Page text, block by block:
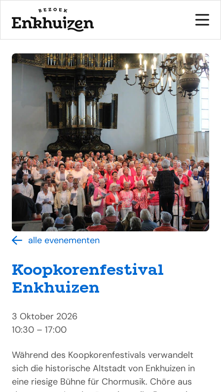
naar de inhoud
alle evenementen
Koopkorenfestival
Enkhuizen
3 Oktober 2026
10:30 – 17:00
Während des Koopkorenfestivals verwandelt
sich die historische Altstadt von Enkhuizen in
eine riesige Bühne für Chormusik. Chöre aus